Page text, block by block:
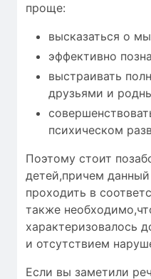
проще:
высказаться о
эффективно
выстраивать
друзьями и
психическом
Поэтому стоит
детей,причем
проходить в
также
характеризовалось
и отсутствием
Если вы заметили